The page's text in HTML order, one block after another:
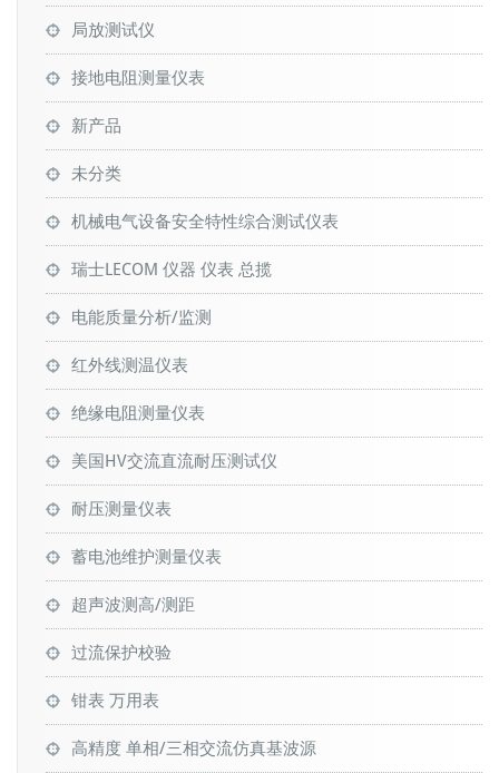
局放测试仪
接地电阻测量仪表
新产品
未分类
机械电气设备安全特性综合测试仪表
瑞士LECOM 仪器 仪表 总揽
电能质量分析/监测
红外线测温仪表
绝缘电阻测量仪表
美国HV交流直流耐压测试仪
耐压测量仪表
蓄电池维护测量仪表
超声波测高/测距
过流保护校验
钳表 万用表
高精度 单相/三相交流仿真基波源